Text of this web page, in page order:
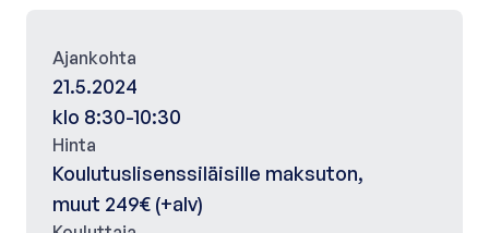
Ajankohta
21.5.2024
klo 8:30-10:30
Hinta
Koulutuslisenssiläisille maksuton,
muut 249€ (+alv)